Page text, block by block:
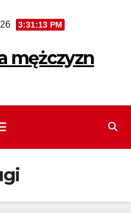
3:31:14 PM
mężczyzn